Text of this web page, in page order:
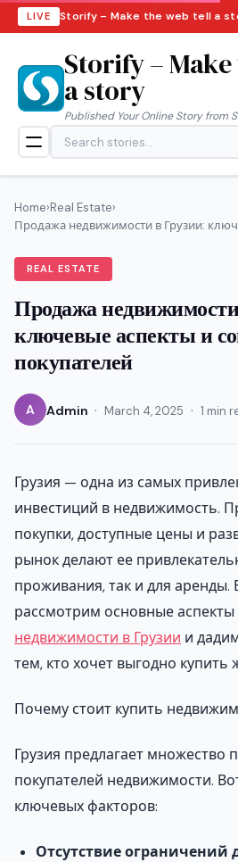
LIVE
Storify –
a story
Published Your Online Story from
Home›Real Estate›
Продажа недвижимости в Грузии:
REAL ESTATE
Продажа
ключевые аспекты и
покупателей
A Admin · March 4, 2025 · 1 min
Грузия — одна из самых
инвестиций в недвижимость.
покупки, доступные цены и
рынок делают ее
проживания, так и для аренды.
рассмотрим основные аспекты
недвижимости в Грузии и
тем, кто хочет выгодно купить
Почему стоит купить
Грузия предлагает множество
покупателей недвижимости.
ключевых факторов:
Отсутствие ограничений